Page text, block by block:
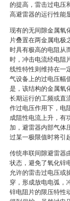
的提高，雷击过电压
高避雷器的运行性能
现有的无间隙金属氧
片叠置在两金属电极
时具有极高的电阻从
时，冲击电流经电阻
线性特性则维持在一
气设备上的过电压幅
是，该结构的金属氧
长期运行的工频或直
作过电压作用下，电
成阻性电流上升，有
加，避雷器内部气体
过某一极限值时将引
传统串联间隙避雷器
状态，避免了氧化锌
允许的雷击过电压或
穿，形成放电电弧，
锌电阻片的限压特性